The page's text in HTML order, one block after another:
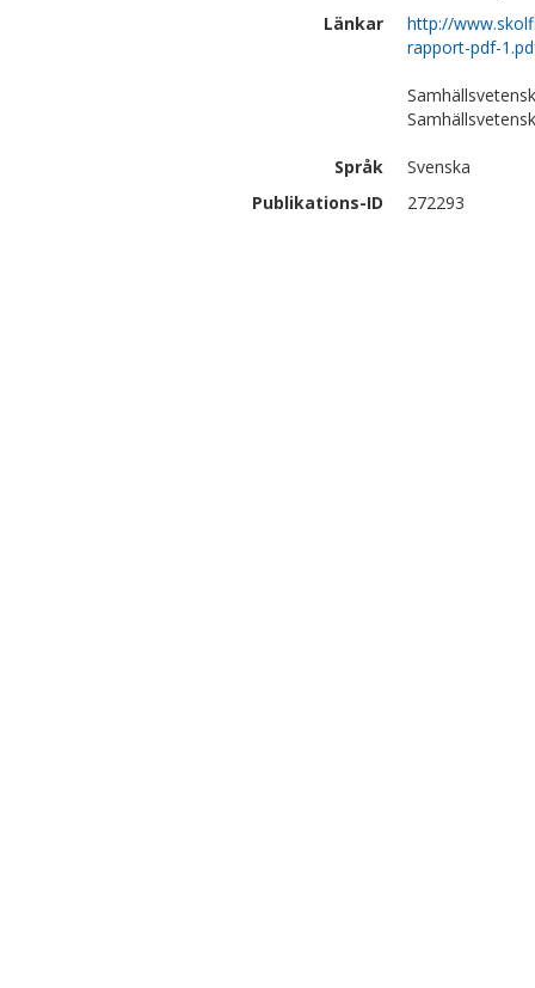
Länkar
http://
rapport-pdf-
Språk
Svenska
Publikations-ID
272293